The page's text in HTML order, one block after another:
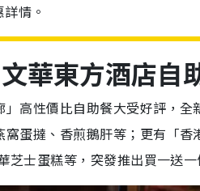
情。
華東方酒店自
高性價比自助餐大受好評，
窩蛋撻、香煎鵝肝等；更有「
芝士蛋糕等，突發推出買一送一